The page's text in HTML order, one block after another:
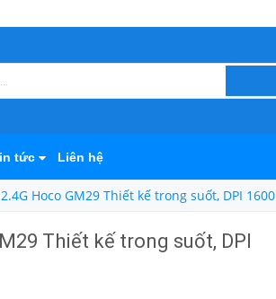
tức Liên hệ
Hoco GM29 Thiết kế trong suốt, DPI 1600
Thiết kế trong suốt, DPI